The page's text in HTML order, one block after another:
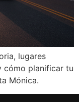
lugares
cómo planificar tu
Mónica.